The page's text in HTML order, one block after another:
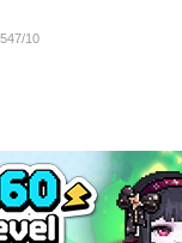
10